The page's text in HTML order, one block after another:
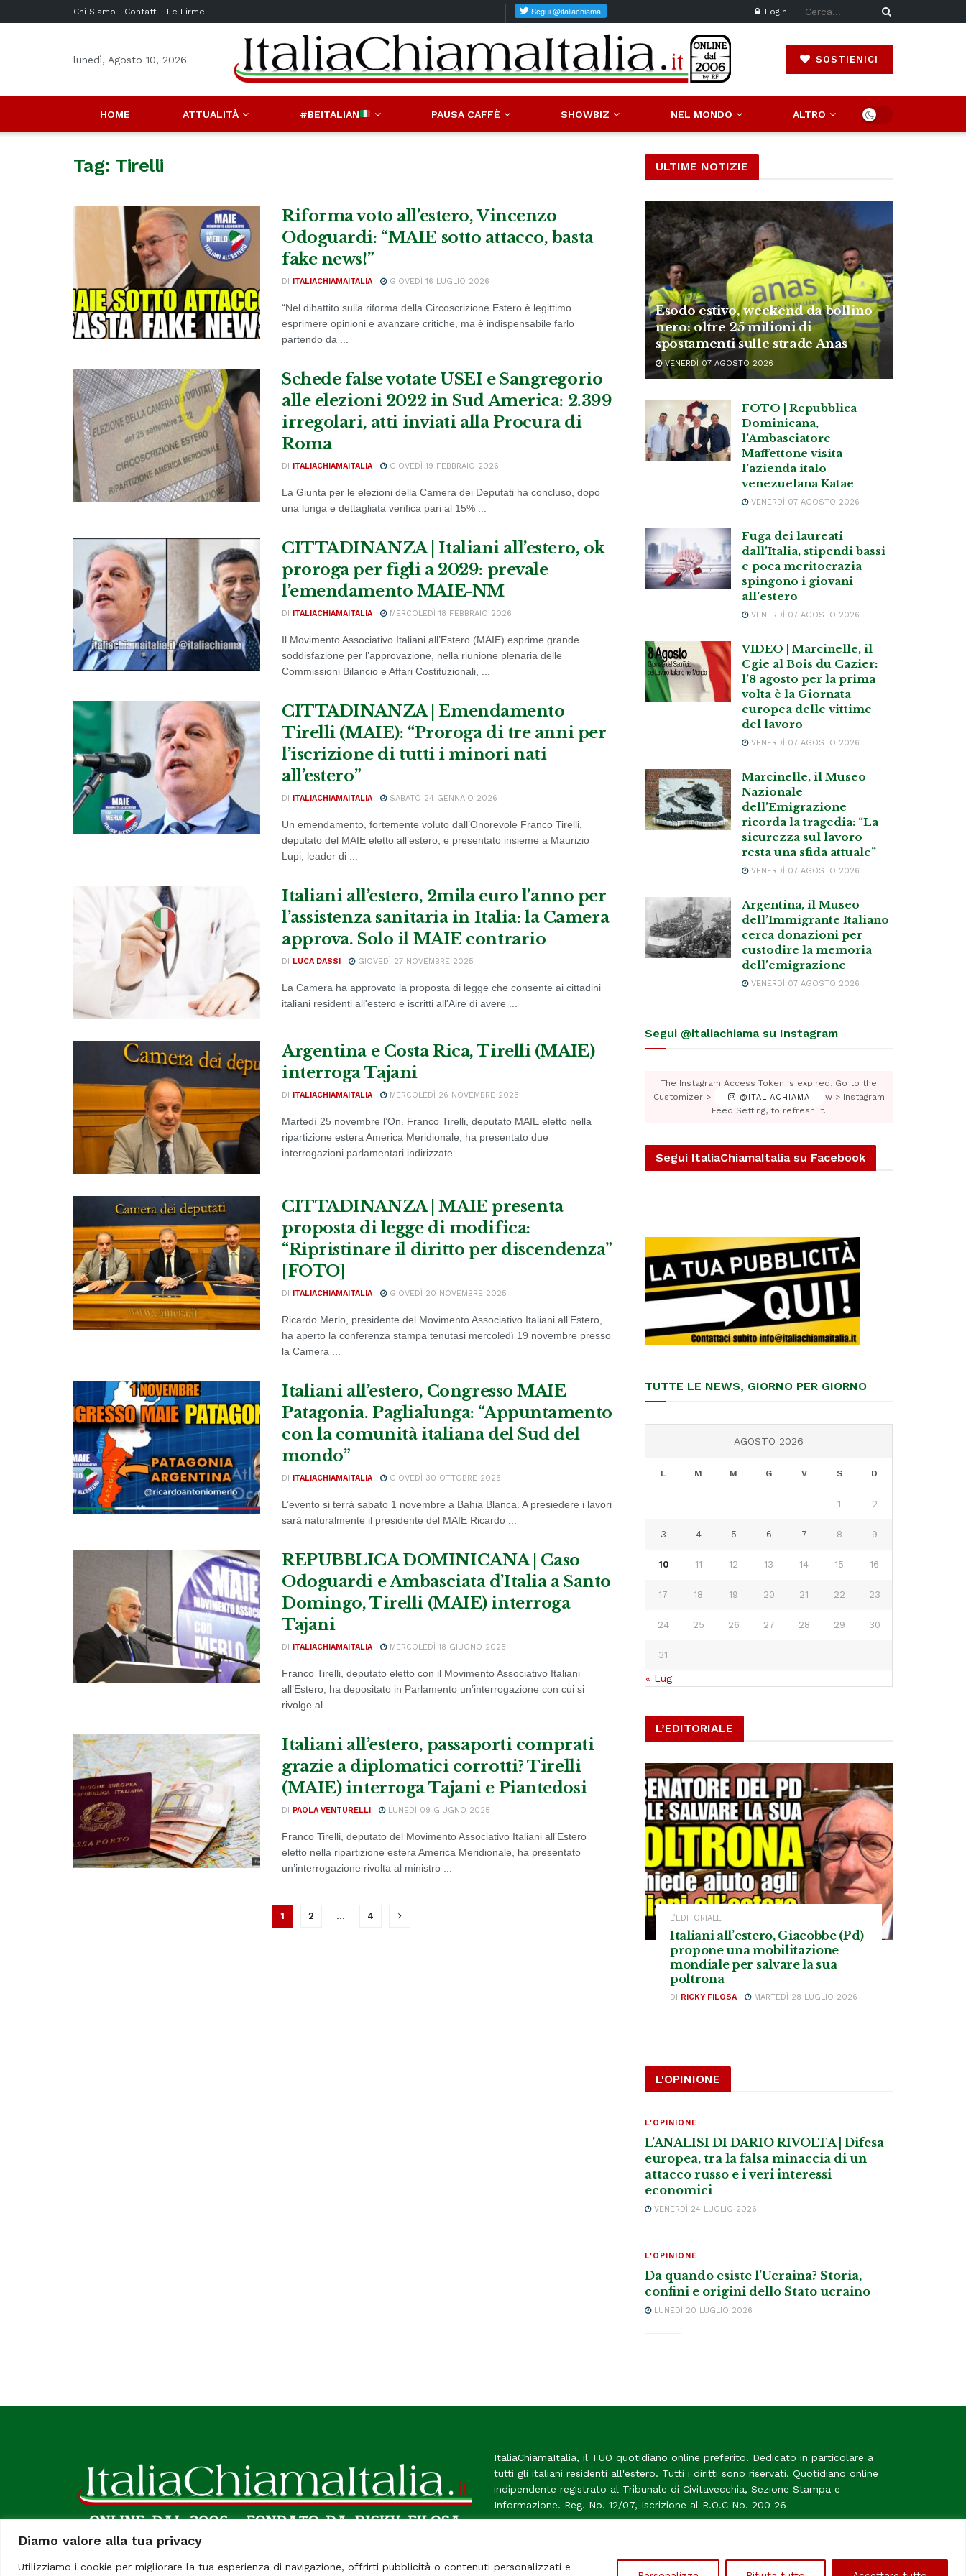
Diamo valore alla tua privacy
Utilizziamo i cookie per migliorare la tua esperienza di navigazione, offrirti pubblicità o contenuti personalizzati e
Chi Siamo Contatti Le Firme Login
lunedì, Agosto 10, 2026 SOSTIENICI
HOME ATTUALITÀ #BEITALIAN PAUSA CAFFÈ SHOWBIZ NEL MONDO ALTRO
Tag: Tirelli
Riforma voto all’estero, Vincenzo
Odoguardi: “MAIE sotto attacco, basta
fake news!”
DI ITALIACHIAMAITALIA GIOVEDÌ 16 LUGLIO 2026
“Nel dibattito sulla riforma della Circoscrizione Estero è legittimo
esprimere opinioni e avanzare critiche, ma è indispensabile farlo
partendo da ...
Schede false votate USEI e Sangregorio
alle elezioni 2022 in Sud America: 2.399
irregolari, atti inviati alla Procura di
Roma
DI ITALIACHIAMAITALIA GIOVEDÌ 19 FEBBRAIO 2026
La Giunta per le elezioni della Camera dei Deputati ha concluso, dopo
una lunga e dettagliata verifica pari al 15% ...
CITTADINANZA | Italiani all’estero, ok
proroga per figli a 2029: prevale
l’emendamento MAIE-NM
DI ITALIACHIAMAITALIA MERCOLEDÌ 18 FEBBRAIO 2026
Il Movimento Associativo Italiani all’Estero (MAIE) esprime grande
soddisfazione per l’approvazione, nella riunione plenaria delle
Commissioni Bilancio e Affari Costituzionali, ...
CITTADINANZA | Emendamento
Tirelli (MAIE): “Proroga di tre anni per
l’iscrizione di tutti i minori nati
all’estero”
DI ITALIACHIAMAITALIA SABATO 24 GENNAIO 2026
Un emendamento, fortemente voluto dall’Onorevole Franco Tirelli,
deputato del MAIE eletto all’estero, e presentato insieme a Maurizio
Lupi, leader di ...
Italiani all’estero, 2mila euro l’anno per
l’assistenza sanitaria in Italia: la Camera
approva. Solo il MAIE contrario
DI LUCA DASSI GIOVEDÌ 27 NOVEMBRE 2025
La Camera ha approvato la proposta di legge che consente ai cittadini
italiani residenti all'estero e iscritti all'Aire di avere ...
Argentina e Costa Rica, Tirelli (MAIE)
interroga Tajani
DI ITALIACHIAMAITALIA MERCOLEDÌ 26 NOVEMBRE 2025
Martedì 25 novembre l’On. Franco Tirelli, deputato MAIE eletto nella
ripartizione estera America Meridionale, ha presentato due
interrogazioni parlamentari indirizzate ...
CITTADINANZA | MAIE presenta
proposta di legge di modifica:
“Ripristinare il diritto per discendenza”
[FOTO]
DI ITALIACHIAMAITALIA GIOVEDÌ 20 NOVEMBRE 2025
Ricardo Merlo, presidente del Movimento Associativo Italiani all’Estero,
ha aperto la conferenza stampa tenutasi mercoledì 19 novembre presso
la Camera ...
Italiani all’estero, Congresso MAIE
Patagonia. Paglialunga: “Appuntamento
con la comunità italiana del Sud del
mondo”
DI ITALIACHIAMAITALIA GIOVEDÌ 30 OTTOBRE 2025
L’evento si terrà sabato 1 novembre a Bahia Blanca. A presiedere i lavori
sarà naturalmente il presidente del MAIE Ricardo ...
REPUBBLICA DOMINICANA | Caso
Odoguardi e Ambasciata d’Italia a Santo
Domingo, Tirelli (MAIE) interroga
Tajani
DI ITALIACHIAMAITALIA MERCOLEDÌ 18 GIUGNO 2025
Franco Tirelli, deputato eletto con il Movimento Associativo Italiani
all’Estero, ha depositato in Parlamento un’interrogazione con cui si
rivolge al ...
Italiani all’estero, passaporti comprati
grazie a diplomatici corrotti? Tirelli
(MAIE) interroga Tajani e Piantedosi
DI PAOLA VENTURELLI LUNEDÌ 09 GIUGNO 2025
Franco Tirelli, deputato del Movimento Associativo Italiani all’Estero
eletto nella ripartizione estera America Meridionale, ha presentato
un’interrogazione rivolta al ministro ...
1 2 … 4
ULTIME NOTIZIE
Esodo estivo, weekend da bollino
nero: oltre 25 milioni di
spostamenti sulle strade Anas
VENERDÌ 07 AGOSTO 2026
FOTO | Repubblica
Dominicana,
l’Ambasciatore
Maffettone visita
l’azienda italo-
venezuelana Katae
VENERDÌ 07 AGOSTO 2026
Fuga dei laureati
dall’Italia, stipendi bassi
e poca meritocrazia
spingono i giovani
all’estero
VENERDÌ 07 AGOSTO 2026
VIDEO | Marcinelle, il
Cgie al Bois du Cazier:
l’8 agosto per la prima
volta è la Giornata
europea delle vittime
del lavoro
VENERDÌ 07 AGOSTO 2026
Marcinelle, il Museo
Nazionale
dell’Emigrazione
ricorda la tragedia: “La
sicurezza sul lavoro
resta una sfida attuale”
VENERDÌ 07 AGOSTO 2026
Argentina, il Museo
dell’Immigrante Italiano
cerca donazioni per
custodire la memoria
dell’emigrazione
VENERDÌ 07 AGOSTO 2026
Segui @italiachiama su Instagram
@ITALIACHIAMA
The Instagram Access Token is expired, Go to the
Customizer > JNews : Social, Like & View > Instagram
Feed Setting, to refresh it.
Segui ItaliaChiamaItalia su Facebook
TUTTE LE NEWS, GIORNO PER GIORNO
AGOSTO 2026
L M M G V S D
1 2
3 4 5 6 7 8 9
10 11 12 13 14 15 16
17 18 19 20 21 22 23
24 25 26 27 28 29 30
31
« Lug
L’EDITORIALE
L’EDITORIALE
Italiani all’estero, Giacobbe (Pd)
propone una mobilitazione
mondiale per salvare la sua
poltrona
DI RICKY FILOSA MARTEDÌ 28 LUGLIO 2026
L'OPINIONE
L'OPINIONE
L’ANALISI DI DARIO RIVOLTA | Difesa
europea, tra la falsa minaccia di un
attacco russo e i veri interessi
economici
VENERDÌ 24 LUGLIO 2026
L'OPINIONE
Da quando esiste l’Ucraina? Storia,
confini e origini dello Stato ucraino
LUNEDÌ 20 LUGLIO 2026
ItaliaChiamaItalia, il TUO quotidiano online preferito. Dedicato in particolare a
tutti gli italiani residenti all'estero. Tutti i diritti sono riservati. Quotidiano online
indipendente registrato al Tribunale di Civitavecchia, Sezione Stampa e
Informazione. Reg. No. 12/07, Iscrizione al R.O.C No. 200 26